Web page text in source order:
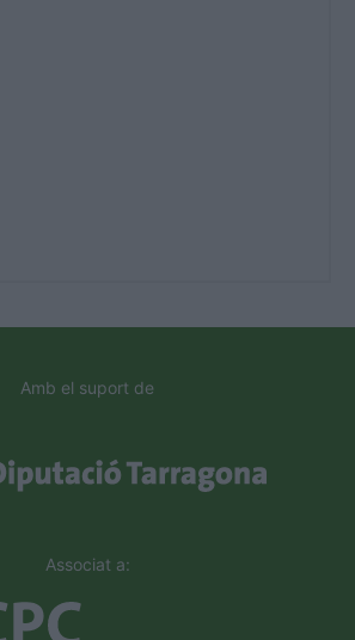
Amb el suport de
Associat a: